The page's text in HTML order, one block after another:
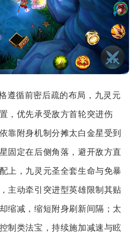
遵循前密后疏的布局，九灵元
，优先承受敌方首轮突进伤
靠附身机制分摊太白金星受到
固定在后侧角落，避开敌方直
上，九灵元圣全套生命与免暴
主动牵引突进型英雄限制其贴
缩减，缩短附身刷新间隔；太
制类法宝，持续施加减速与眩